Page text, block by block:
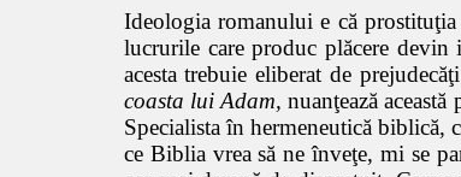
Ideologia romanului e că
lucrurile care produc plăcere
acesta trebuie eliberat de
coasta lui Adam,nuanţează
Specialista în hermeneutică biblică,
ce Biblia vrea să ne înveţe, mi se